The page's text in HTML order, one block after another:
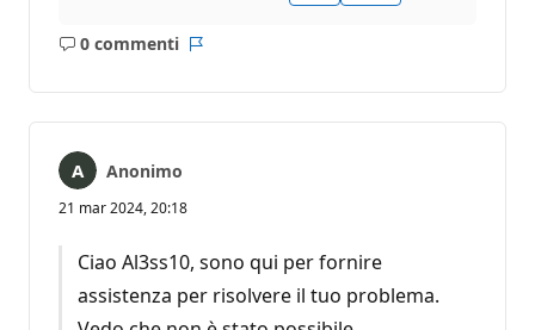
0 commenti
Nessun
Anonimo
21 mar 2024, 20:18
Ciao Al3ss10, sono qui per fornire
assistenza per risolvere il tuo problema.